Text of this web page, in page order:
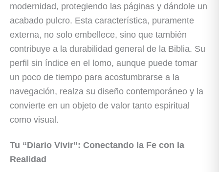
modernidad, protegiendo las páginas y dándole un
acabado pulcro. Esta característica, puramente
externa, no solo embellece, sino que también
contribuye a la durabilidad general de la Biblia. Su
perfil sin índice en el lomo, aunque puede tomar
un poco de tiempo para acostumbrarse a la
navegación, realza su diseño contemporáneo y la
convierte en un objeto de valor tanto espiritual
como visual.
Tu “Diario Vivir”: Conectando la Fe con la
Realidad